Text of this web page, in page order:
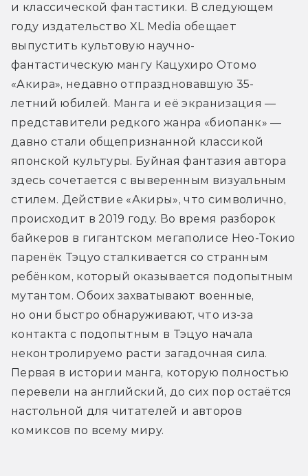
и классической фантастики. В следующем
году издательство XL Media обещает
выпустить культовую научно-
фантастическую мангу Кацухиро Отомо
«Акира», недавно отпраздновавшую 35-
летний юбилей. Манга и её экранизация —
представители редкого жанра «биопанк» —
давно стали общепризнанной классикой
японской культуры. Буйная фантазия автора
здесь сочетается с выверенным визуальным
стилем. Действие «Акиры», что символично,
происходит в 2019 году. Во время разборок
байкеров в гигантском мегаполисе Нео-Токио
паренёк Тэцуо сталкивается со странным
ребёнком, который оказывается подопытным
мутантом. Обоих захватывают военные,
но они быстро обнаруживают, что из-за
контакта с подопытным в Тэцуо начала
неконтролируемо расти загадочная сила.
Первая в истории манга, которую полностью
перевели на английский, до сих пор остаётся
настольной для читателей и авторов
комиксов по всему миру.